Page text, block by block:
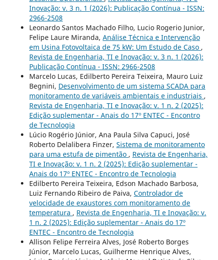
Inovação: v. 3 n. 1 (2026): Publicação Contínua - ISSN:
2966-2508
Leonardo Santos Machado Filho, Lucio Rogerio Junior,
Felipe Laure Miranda, Análise Técnica e Intervenção
em Usina Fotovoltaica de 75 kW: Um Estudo de Caso ,
Revista de Engenharia, TI e Inovação: v. 3 n. 1 (2026):
Publicação Contínua - ISSN: 2966-2508
Marcelo Lucas, Edilberto Pereira Teixeira, Mauro Luiz
Begnini, Desenvolvimento de um sistema SCADA para
monitoramento de variáveis ambientais e industriais ,
Revista de Engenharia, TI e Inovação: v. 1 n. 2 (2025):
Edição suplementar - Anais do 17º ENTEC - Encontro
de Tecnologia
Lúcio Rogério Júnior, Ana Paula Silva Capuci, José
Roberto Delalibera Finzer, Sistema de monitoramento
para uma estufa de pimentão , Revista de Engenharia,
TI e Inovação: v. 1 n. 2 (2025): Edição suplementar -
Anais do 17º ENTEC - Encontro de Tecnologia
Edilberto Pereira Teixeira, Edson Machado Barbosa,
Luiz Fernando Ribeiro de Paiva, Controlador de
velocidade de exaustores com monitoramento de
temperatura , Revista de Engenharia, TI e Inovação: v.
1 n. 2 (2025): Edição suplementar - Anais do 17º
ENTEC - Encontro de Tecnologia
Allison Felipe Ferreira Alves, José Roberto Borges
Júnior, Marcelo Lucas, Guilherme Henrique Alves,